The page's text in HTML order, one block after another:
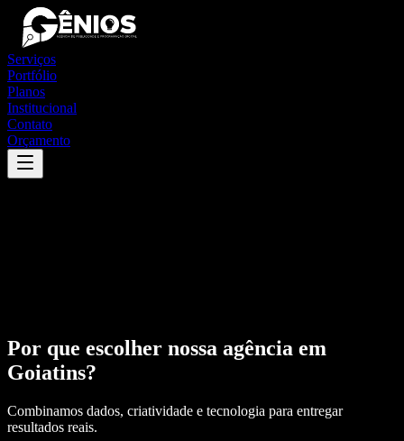
Serviços
Portfólio
Planos
Institucional
Contato
Orçamento
Por que escolher nossa agência em
Goiatins?
Combinamos dados, criatividade e tecnologia para entregar
resultados reais.